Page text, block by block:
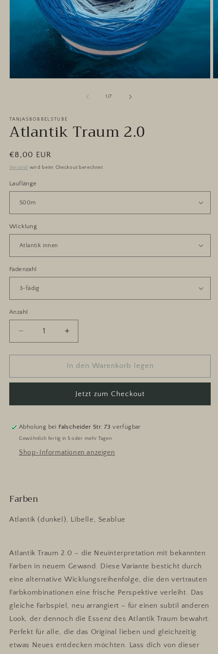
1/von
7
TANJASBOBBELSTUBE
Atlantik Traum 2.0
Normaler
Preis
€8,00 EUR
Versand wird beim Checkout berechnet
Lauflänge
Wicklung
Fadenzahl
Anzahl
Anzahl
Verringere
die
Menge
Atlantik
Erhöhe
die
Menge
für
Atlantik
2.0
In den Warenkorb legen
Jetzt zum Checkout
Abholung bei Falscheider Str. 73 verfügbar
Gewöhnlich fertig in 5 oder mehr Tagen
Shop-Informationen anzeigen
Farben
Atlantik (dunkel), Libelle, Seablue
Atlantik Traum 2.0 – die Neuinterpretation mit bekannten
Farben in neuem Gewand. Diese Variante besticht durch
eine alternative Wicklungsreihenfolge, die den vertrauten
Farbkombinationen eine frische Perspektive verleiht. Das
gleiche Farbspiel, neu arrangiert – für einen subtil anderen
Look, der dennoch die Essenz des Atlantik Traum bewahrt.
Perfekt für alle, die das Original lieben und gleichzeitig
etwas Neues entdecken möchten. Lass dich von dieser